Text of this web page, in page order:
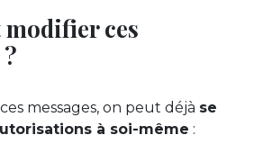
ces
messages, on peut déjà se
à soi-même :